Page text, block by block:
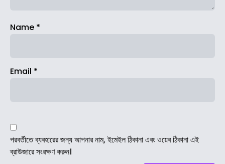
Name *
Email *
পরবর্তীতে ব্যবহারের জন্য আপনার নাম, ইমেইল ঠিকানা এবং ওয়েব ঠিকানা এই
ব্রাউজারে সংরক্ষণ করুন।